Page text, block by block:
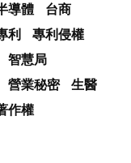
導體
台商
利
專利侵權
智慧局
營業秘密
生醫
作權